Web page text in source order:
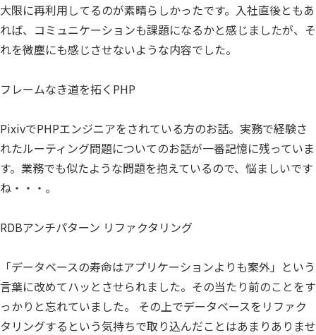
大限に再利用してるのが素晴らしかったです。入社直後ともあ
れば、コミュニケーションも課題になるかと感じましたが、そ
れを微塵にも感じさせないような内容でした。
フレームなき道を拓くPHP
PixivでPHPエンジニアをされている方のお話。実務で経験さ
れたルーティング問題についてのお話が一番記憶に残っていま
す。業務でも似たような問題を抱えているので、悩ましいです
ね・・・。
RDBアンチパターン リファクタリング
「データベースの寿命はアプリケーションよりも案外」という
言葉に改めてハッとさせられました。その当たり前のことをす
っかりと忘れていました。 その上でデータベースをリファク
タリングするという気持ちで取り込んだことはあまりありませ